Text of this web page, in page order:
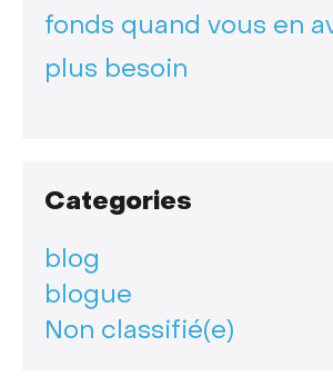
fonds quand vous en
plus besoin
Categories
blog
blogue
Non classifié(e)